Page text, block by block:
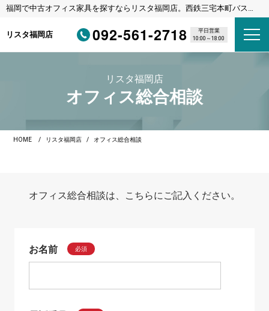
福岡で中古オフィス家具を探すならリスタ福岡店。西鉄三宅本町バス停
リスタ福岡店
092-561-2718
平日営業
10:00～18:00
リスタ福岡店
オフィス総合相談
HOME リスタ福岡店 オフィス総合相談
オフィス総合相談は、こちらにご記入ください。
お名前 必須